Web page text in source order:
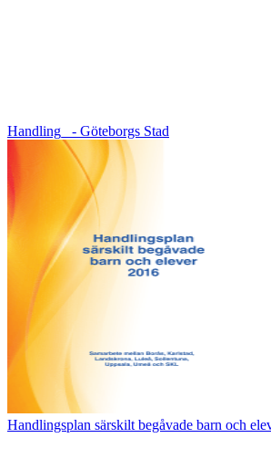
Handling_ - Göteborgs Stad
Handlingsplan särskilt begåvade barn och